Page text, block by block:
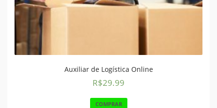
Auxiliar de Logística Online
R$29.99
COMPRAR